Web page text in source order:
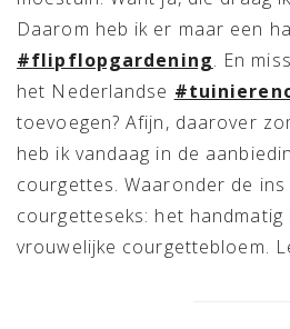
Daarom heb ik er maar een
#flipflopgardening. En
het Nederlandse
toevoegen? Afijn, daarover
heb ik vandaag in de
courgettes. Waaronder de
courgetteseks: het handmatig
vrouwelijke courgettebloem.